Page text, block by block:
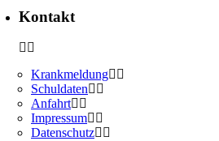
Kontakt
Krankmeldung
Schuldaten
Anfahrt
Impressum
Datenschutz